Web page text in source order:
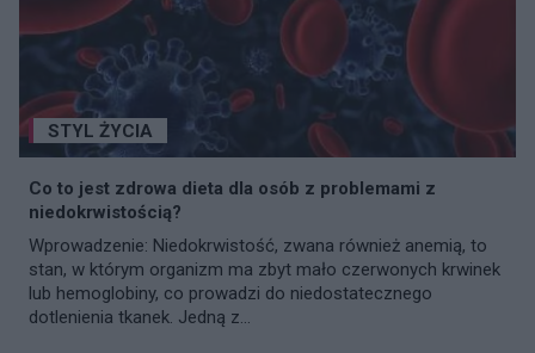
STYL ŻYCIA
Co to jest zdrowa dieta dla osób z problemami z
niedokrwistością?
Wprowadzenie: Niedokrwistość, zwana również anemią, to
stan, w którym organizm ma zbyt mało czerwonych krwinek
lub hemoglobiny, co prowadzi do niedostatecznego
dotlenienia tkanek. Jedną z...